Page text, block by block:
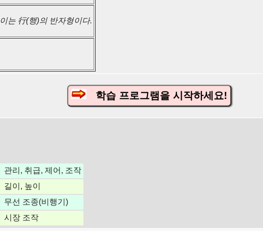
이는 行(행)의 반자형이다.
학습 프로그램을 시작하세요!
관리, 취급, 제어, 조작
길이, 높이
무선 조종(비행기)
시장 조작